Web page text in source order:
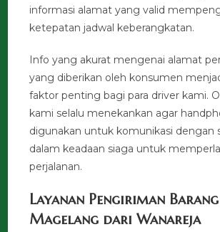
informasi alamat yang valid
ketepatan jadwal keberangkatan.
Info yang akurat mengenai alamat
yang diberikan oleh konsumen
faktor penting bagi para driver kami.
kami selalu menekankan agar
digunakan untuk komunikasi dengan
dalam keadaan siaga untuk
perjalanan.
Layanan Pengiriman
Magelang dari Wanareja